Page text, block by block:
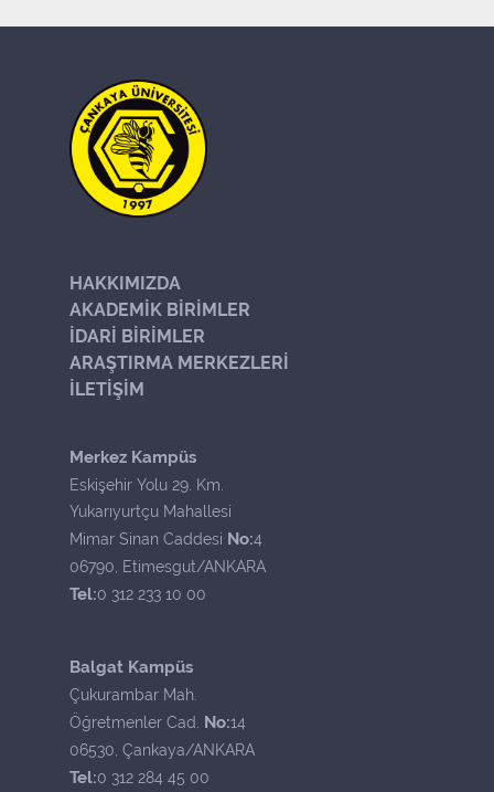
HAKKIMIZDA
AKADEMİK BİRİMLER
İDARİ BİRİMLER
ARAŞTIRMA MERKEZLERİ
İLETİŞİM
Merkez Kampüs
Eskişehir Yolu 29. Km.
Yukarıyurtçu Mahallesi
Mimar Sinan Caddesi No:4
06790, Etimesgut/ANKARA
Tel:0 312 233 10 00
Balgat Kampüs
Çukurambar Mah.
Öğretmenler Cad. No:14
06530, Çankaya/ANKARA
Tel:0 312 284 45 00